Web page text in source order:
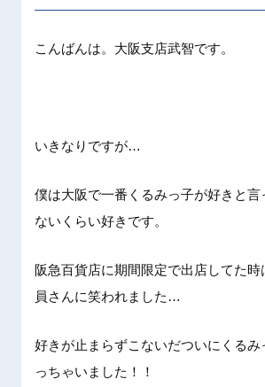
こんばんは。大阪支店武智です。
いきなりですが…
僕は大阪で一番くるみっ子が好きと言
ないくらい好きです。
阪急百貨店に期間限定で出店してた
員さんに笑われました…
好きが止まらずこないだついにくるみ
っちゃいました！！